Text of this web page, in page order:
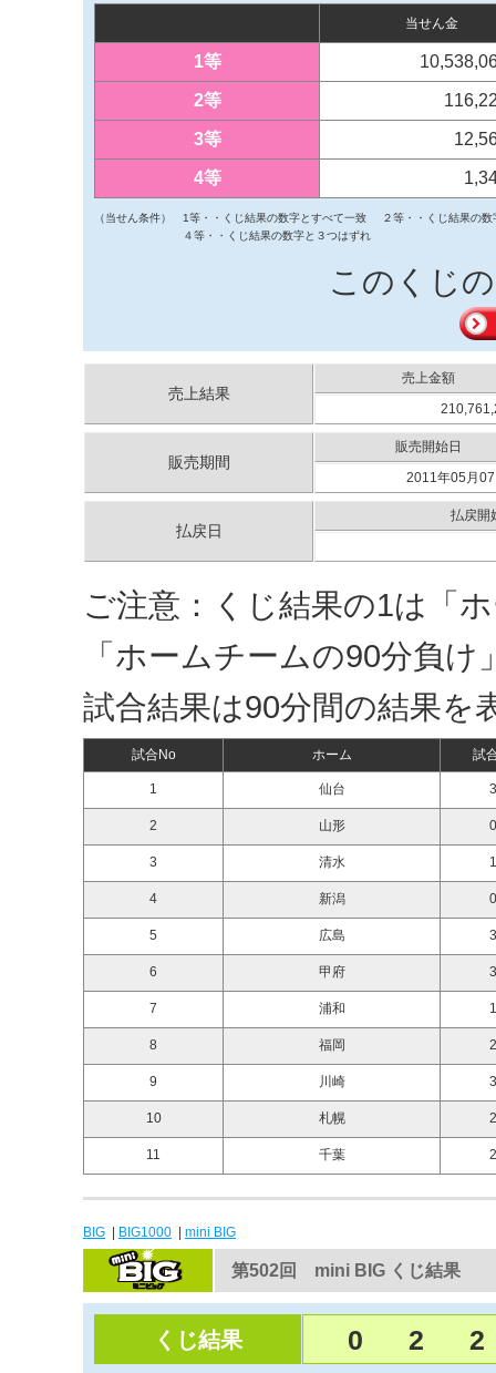
当せん金
1等
2等
3等
4等
（当せん条件） 1等・・くじ結果の数字とすべて一致
２等・・くじ結果の
４等・・くじ結果の数字と３つはずれ
このくじ
売上結果
売上金額
販売期間
販売開始日
2011年05月
払戻日
払戻開
ご注意：くじ結果の1は「
「ホームチームの90分負
試合結果は90分間の結果を
試合No ホーム 試
1 仙台
2 山形
3 清水
4 新潟
5 広島
6 甲府
7 浦和
8 福岡
9 川崎
10 札幌
11 千葉
BIG BIG1000 mini BIG
第502回 mini BIG くじ結果
くじ結果 0 2 2